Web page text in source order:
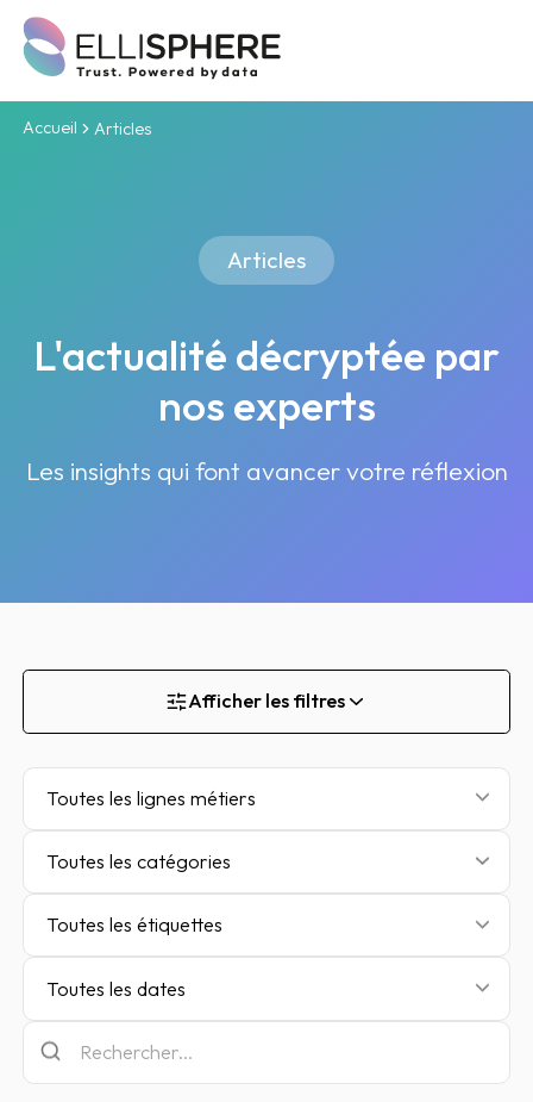
Accueil Articles
Articles
L'actualité décryptée par
nos experts
Les insights qui font avancer votre réflexion
Afficher les filtres
Toutes les lignes métiers
Toutes les catégories
Toutes les étiquettes
Toutes les dates